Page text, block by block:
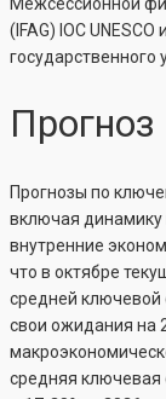
(IFAG) IOC
государственного
Прогнозы по
включая динамику
внутренние
что в октябре
средней ключевой
свои ожидания на
средняя ключевая